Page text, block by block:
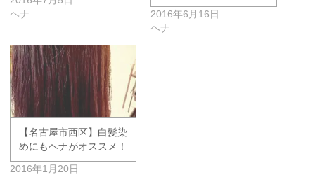
ヘナ
2016年6月16日
ヘナ
【名古屋市西区】白髪染
めにもヘナがオススメ！
2016年1月20日